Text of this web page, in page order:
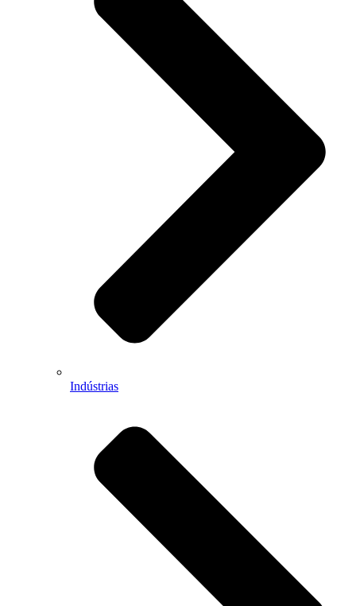
Indústrias